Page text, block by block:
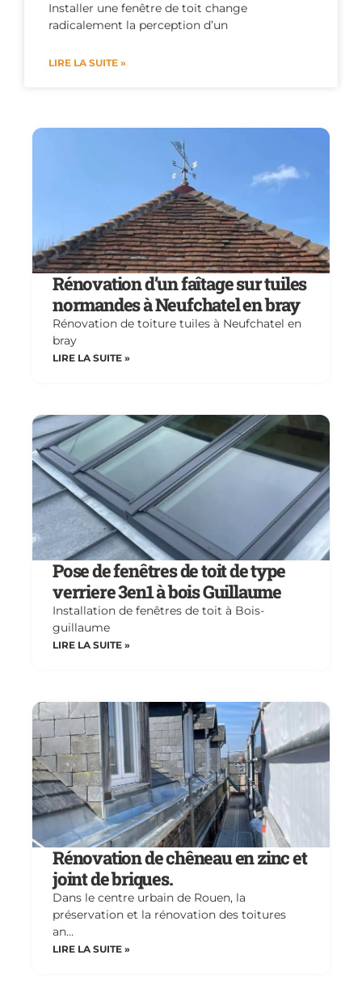
Installer une fenêtre de toit change
radicalement la perception d’un
LIRE LA SUITE »
Rénovation d’un faîtage sur tuiles
normandes à Neufchatel en bray
Rénovation de toiture tuiles à Neufchatel en
bray
LIRE LA SUITE »
Pose de fenêtres de toit de type
verriere 3en1 à bois Guillaume
Installation de fenêtres de toit à Bois-
guillaume
LIRE LA SUITE »
Rénovation de chêneau en zinc et
joint de briques.
Dans le centre urbain de Rouen, la
préservation et la rénovation des toitures
an…
LIRE LA SUITE »